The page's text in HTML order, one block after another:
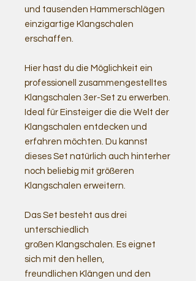
und tausenden Hammerschlägen
einzigartige Klangschalen
erschaffen.
Hier hast du die Möglichkeit ein
professionell zusammengestelltes
Klangschalen 3er-Set zu erwerben.
Ideal für Einsteiger die die Welt der
Klangschalen entdecken und
erfahren möchten. Du kannst
dieses Set natürlich auch hinterher
noch beliebig mit größeren
Klangschalen erweitern.
Das Set besteht aus drei
unterschiedlich
großen Klangschalen. Es eignet
sich mit den hellen,
freundlichen Klängen und den